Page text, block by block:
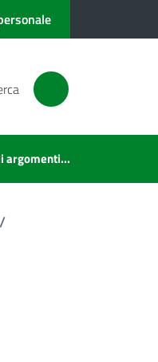
argomenti...
/